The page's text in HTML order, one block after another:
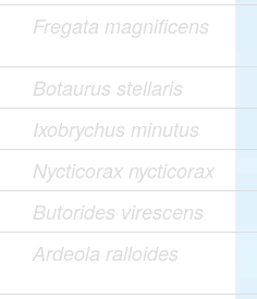
Fregata magnificens
Botaurus stellaris
Ixobrychus minutus
Nycticorax nycticorax
Butorides virescens
Ardeola ralloides